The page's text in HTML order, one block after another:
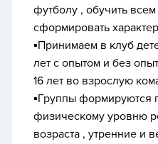
футболу , обучить
сформировать
▪️Принимаем в клуб
лет c опытом и без
16 лет во взрослую
▪️Группы формируются
физическому уровню
возраста , утренние и